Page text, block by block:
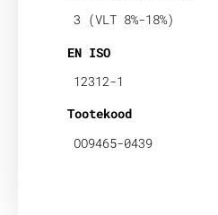
3 (VLT 8%-18%)
EN ISO
12312-1
Tootekood
OO9465-0439